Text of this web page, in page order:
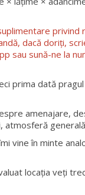
privind
dacă doriți,
sau sună-ne la
prima dată
amenajare,
atmosferă
vine în minte
locația veți